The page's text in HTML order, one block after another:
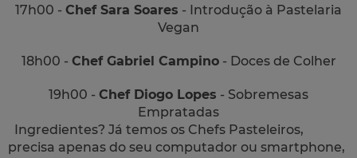
17h00 - Chef Sara Soares - Introdução à Pastelaria
Vegan
18h00 - Chef Gabriel Campino- Doces de Colher
19h00 - Chef Diogo Lopes - Sobremesas
Empratadas
Ingredientes? Já temos os Chefs Pasteleiros,
precisa apenas do seu computador ou smartphone,